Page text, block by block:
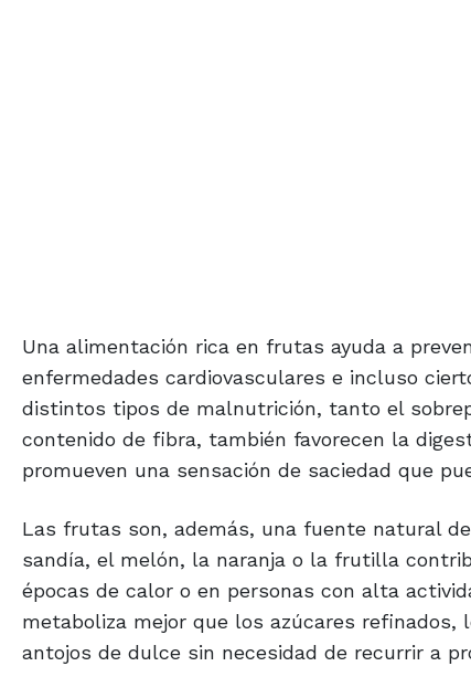
Una alimentación rica en frutas ayuda a
enfermedades cardiovasculares e incluso
distintos tipos de malnutrición, tanto el
contenido de fibra, también favorecen la
promueven una sensación de saciedad que
Las frutas son, además, una fuente natural
sandía, el melón, la naranja o la frutilla
épocas de calor o en personas con alta
metaboliza mejor que los azúcares
antojos de dulce sin necesidad de recurrir a